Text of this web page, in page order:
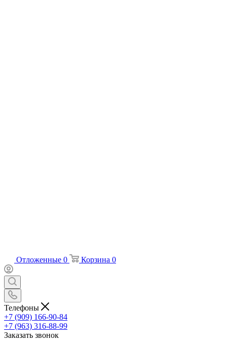
Отложенные 0 Корзина 0
Телефоны
+7 (909) 166-90-84
+7 (963) 316-88-99
Заказать звонок